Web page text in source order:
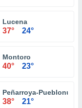
Lucena
37° 24°
Montoro
40° 23°
Peñarroya-
38° 21°